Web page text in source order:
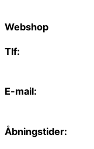
Webshop
Tlf:
E-mail:
Åbningstider: